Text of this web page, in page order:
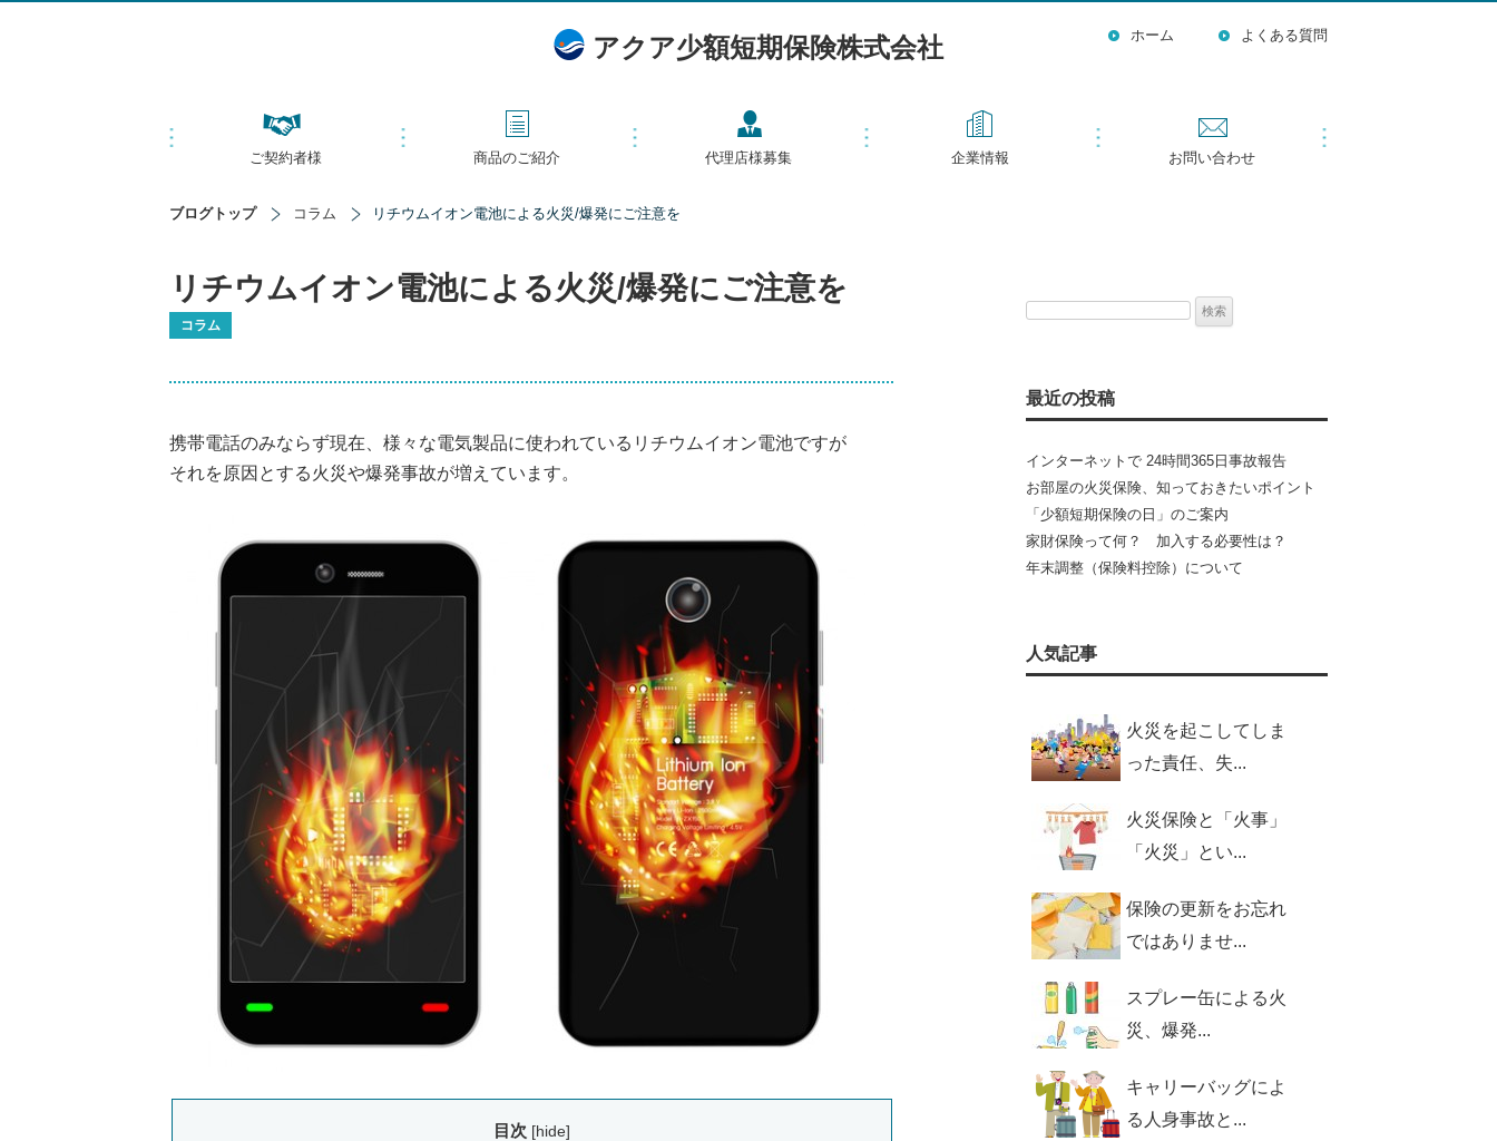
アクア少額短期保険株式会社 ホーム よくある質問
ご契約者様 商品のご紹介 代理店様募集 企業情報 お問い合わせ
ブログトップ コラム リチウムイオン電池による火災/爆発にご注意を
リチウムイオン電池による火災/爆発にご注意を
コラム
携帯電話のみならず現在、様々な電気製品に使われているリチウムイオン電池ですが
それを原因とする火災や爆発事故が増えています。
目次 [hide]
検
最近の投稿
インターネットで 24時間365日事故報告
お部屋の火災保険、知っておきたいポイント
「少額短期保険の日」のご案内
家財保険って何？ 加入する必要性は？
年末調整（保険料控除）について
人気記事
火災を起こしてしま
った責任、失...
火災保険と「火事」
「火災」とい...
保険の更新をお忘れ
ではありませ...
スプレー缶による火
災、爆発...
キャリーバッグによ
る人身事故と...